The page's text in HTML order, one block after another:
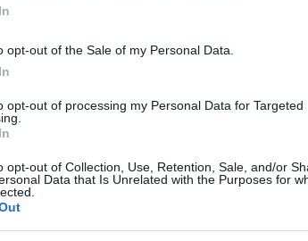
opt-out of the Sale of my Personal Data.
opt-out of processing my Personal Data for Targeted
opt-out of Collection, Use, Retention, Sale, and/or
Data that Is Unrelated with the Purposes for
és szolgáltatások szabad piaca szerepel,
a szabad piac védelmét
közötti szabad mozgása, nincs
Leépülnek az uniós hatáskörök, és mivel
helyzeteket bilaterális egyezkedésekkel
ami a “
fókuszál, menekültügyi és terrorizmus
vonuljon ki a foglalkoztatás- és
legyen az uniós és a tagállami szint
tagországok az ősrégi “a kudarcot